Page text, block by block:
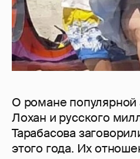
О романе
Лохан и русского
Тарабасова
этого года. Их